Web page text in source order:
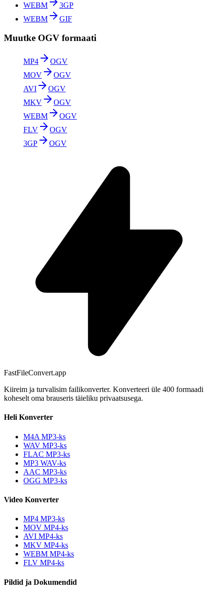
WEBM
3GP
WEBM
GIF
Muutke OGV formaati
MP4
OGV
MOV
OGV
AVI
OGV
MKV
OGV
WEBM
OGV
FLV
OGV
3GP
OGV
FastFileConvert.app
Kiireim ja turvalisim failikonverter. Konverteeri üle 400 formaadi
koheselt oma brauseris täieliku privaatsusega.
Heli Konverter
M4A MP3-ks
WAV MP3-ks
FLAC MP3-ks
MP3 WAV-ks
AAC MP3-ks
OGG MP3-ks
Video Konverter
MP4 MP3-ks
MOV MP4-ks
AVI MP4-ks
MKV MP4-ks
WEBM MP4-ks
FLV MP4-ks
Pildid ja Dokumendid